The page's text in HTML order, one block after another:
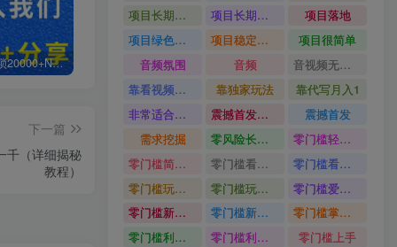
白菜价解锁20000+N个赚钱机会，加入轻创终点站会员，全站资源免费学习。 【站长运营资料】无水印课程资源
下一篇
千（详细揭秘
教程）
项目长期稳定宝妈上班族既能兼职增收
项目长期稳定
项目落地
项目绿色长久
项目稳定落地两年以上
项目很简单
音频氛围
音频
音视频无损切割剪辑神器
靠看视频就能在YouTube上賺到钱
靠独家玩法
靠代写月入1
非常适合小白快速上手
震撼首发小白利用电脑做游戏搬砖
震撼首发
需求挖掘
零风险长期做
零门槛轻资产创业
零门槛简单易上手
零门槛看完就能上手只需一部手机轻松日收30
零门槛看完就能上手
零门槛玩转伙伴计划与精选独家单日稳定收益1k
零门槛玩转伙伴计划与精选独家
零门槛爱奇艺变现冷门赛道
零门槛新手快速入门闲鱼电商日赚百元新手必看教程
零门槛新手快速入门闲鱼电商日赚百元
零门槛掌握汽车赛道变现玩法
零门槛利用AI只需几分钟轻松做出带货短视频
零门槛利用AI
零门槛上手